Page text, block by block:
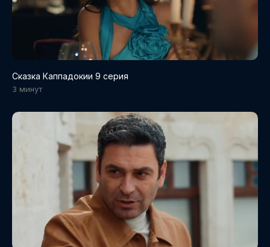
Сказка Каппадокии 9 серия
3 минут